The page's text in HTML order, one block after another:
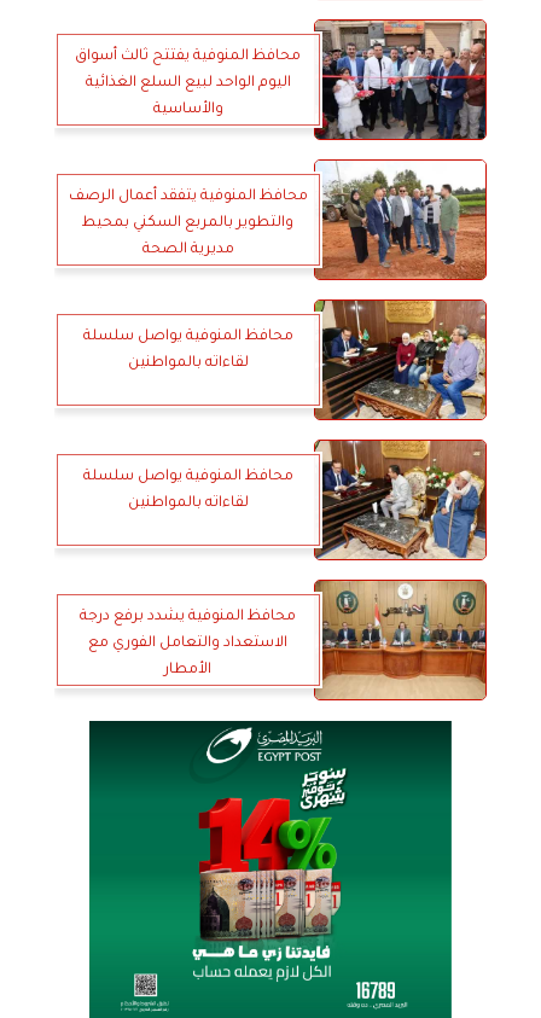
محافظ المنوفية يفتتح ثالث أسواق
اليوم الواحد لبيع السلع الغذائية
والأساسية
محافظ المنوفية يتفقد أعمال الرصف
والتطوير بالمربع السكني بمحيط
مديرية الصحة
محافظ المنوفية يواصل سلسلة
لقاءاته بالمواطنين
محافظ المنوفية يواصل سلسلة
لقاءاته بالمواطنين
محافظ المنوفية يشدد برفع درجة
الاستعداد والتعامل الفوري مع
الأمطار